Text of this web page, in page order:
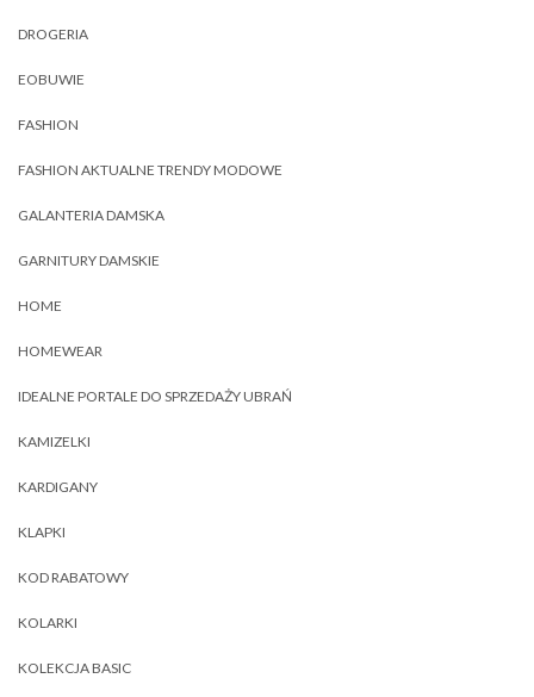
DROGERIA
EOBUWIE
FASHION
FASHION AKTUALNE TRENDY MODOWE
GALANTERIA DAMSKA
GARNITURY DAMSKIE
HOME
HOMEWEAR
IDEALNE PORTALE DO SPRZEDAŻY UBRAŃ
KAMIZELKI
KARDIGANY
KLAPKI
KOD RABATOWY
KOLARKI
KOLEKCJA BASIC